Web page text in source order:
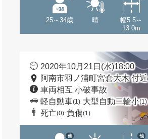
25～34歳 晴
幅5.5～
13.0m
2020年10月21日(水)18:00
阿南市羽ノ浦町宮倉大木 付近
車両相互 小破事故
軽自動車(1) 大型自動二輪小(1)
死亡(0) 負傷(1)
他 他